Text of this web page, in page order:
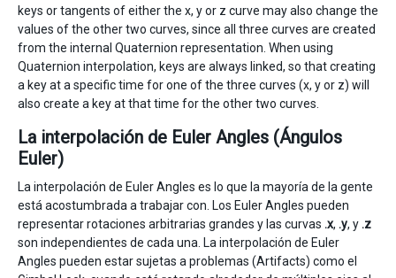
keys or tangents of either the x, y or z curve may also change the
values of the other two curves, since all three curves are created
from the internal Quaternion representation. When using
Quaternion interpolation, keys are always linked, so that creating
a key at a specific time for one of the three curves (x, y or z) will
also create a key at that time for the other two curves.
La interpolación de Euler Angles (Ángulos
Euler)
La interpolación de Euler Angles es lo que la mayoría de la gente
está acostumbrada a trabajar con. Los Euler Angles pueden
representar rotaciones arbitrarias grandes y las curvas .x, .y, y .z
son independientes de cada una. La interpolación de Euler
Angles pueden estar sujetas a problemas (Artifacts) como el